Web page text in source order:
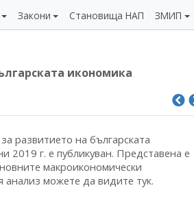
Закони Становища НАП ЗМИП
икономика
развитието на българската
2019 г. е публикуван. Представена е
макроикономически
анализ можете да видите тук.